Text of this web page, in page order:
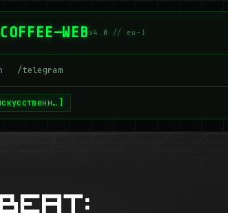
COFFEE—WEBv4.0 // eu-1
/telegram